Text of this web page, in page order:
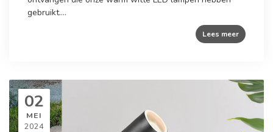
gebruikt....
Lees meer
02
MEI
2024